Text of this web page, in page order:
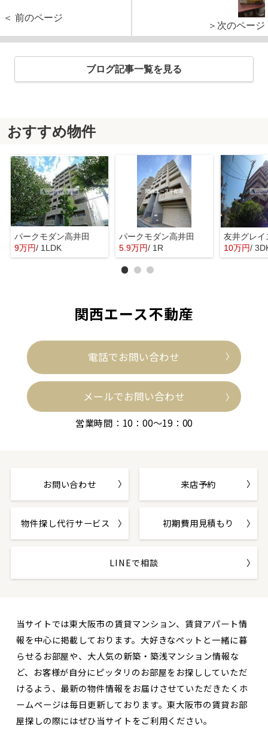
＜ 前のページ
＞次のページ
ブログ記事一覧を見る
おすすめ物件
パークモダン高井田
9万円/ 1LDK
パークモダン高井田
5.9万円/ 1R
友井グレイ
10万円/
関西エース不動産
電話でお問い合わせ
メールでお問い合わせ
営業時間：10：00～19：00
お問い合わせ 来店予約
物件探し代行サービス 初期費用見積もり
LINEで相談
当サイトでは東大阪市の賃貸マンション、賃貸アパート情
報を中心に掲載しております。大好きなペットと一緒に暮
らせるお部屋や、大人気の新築・築浅マンション情報な
ど、お客様が自分にピッタリのお部屋をお探ししていただ
けるよう、最新の物件情報をお届けさせていただきたくホ
ームページは毎日更新しております。東大阪市の賃貸お部
屋探しの際にはぜひ当サイトをご利用ください。